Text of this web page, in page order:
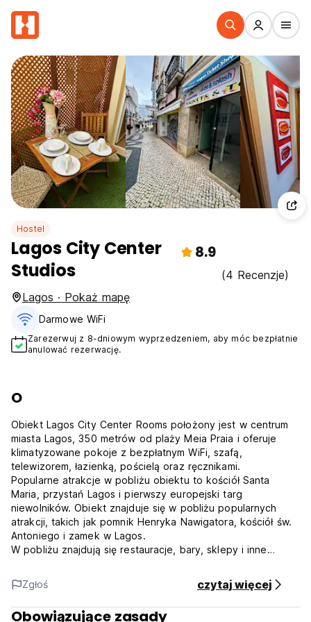
Hostel
Lagos City Center
Studios
8.9
(4 Recenzje)
Lagos · Pokaż mapę
Darmowe WiFi
Zarezerwuj z 8-dniowym wyprzedzeniem, aby móc bezpłatnie
anulować rezerwację.
O
Obiekt Lagos City Center Rooms położony jest w centrum
miasta Lagos, 350 metrów od plaży Meia Praia i oferuje
klimatyzowane pokoje z bezpłatnym WiFi, szafą,
telewizorem, łazienką, pościelą oraz ręcznikami.
Popularne atrakcje w pobliżu obiektu to kościół Santa
Maria, przystań Lagos i pierwszy europejski targ
niewolników. Obiekt znajduje się w pobliżu popularnych
atrakcji, takich jak pomnik Henryka Nawigatora, kościół św.
Antoniego i zamek w Lagos.
W pobliżu znajdują się restauracje, bary, sklepy i inne
popularna wśród młodych ludzi plaża Praia dos Estudantes.
Zasady i warunki korzystania z obiektu Lagos City Center
Studios:
Zasady anulowania rezerwacji: 7 dni przed przyjazdem. W
Zgłoś czytaj więcej
Obowiązujące zasady